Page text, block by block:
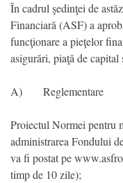
În cadrul şedinţei de
Financiară (ASF) a
funcţionare a pieţelor
asigurări, piaţă de
A) Reglementare
Proiectul Normei pentru
administrarea Fondului
va fi postat pe
timp de 10 zile);